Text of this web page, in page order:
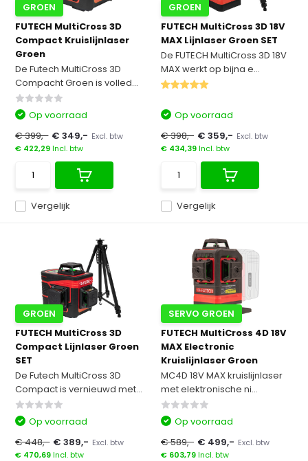
GROEN
FUTECH MultiCross 3D
Compact Kruislijnlaser
Groen
De Futech MultiCross 3D
Compacht Groen is volled...
Vergelijk
Op voorraad
€ 399,- € 349,- Excl. btw
€ 422,29Incl. btw
GROEN
FUTECH MultiCross 3D 18V
MAX Lijnlaser Groen SET
De FUTECH MultiCross 3D 18V
MAX werkt op bijna e...
Vergelijk
Op voorraad
€ 398,- € 359,- Excl. btw
€ 434,39Incl. btw
GROEN
FUTECH MultiCross 3D
Compact Lijnlaser Groen
SET
De Futech MultiCross 3D
Compact is vernieuwd met...
Op voorraad
€ 448,- € 389,- Excl. btw
€ 470,69Incl. btw
SERVO GROEN
FUTECH MultiCross 4D 18V
MAX Electronic
Kruislijnlaser Groen
MC4D 18V MAX kruislijnlaser
met elektronische ni...
Op voorraad
€ 589,- € 499,- Excl. btw
€ 603,79Incl. btw